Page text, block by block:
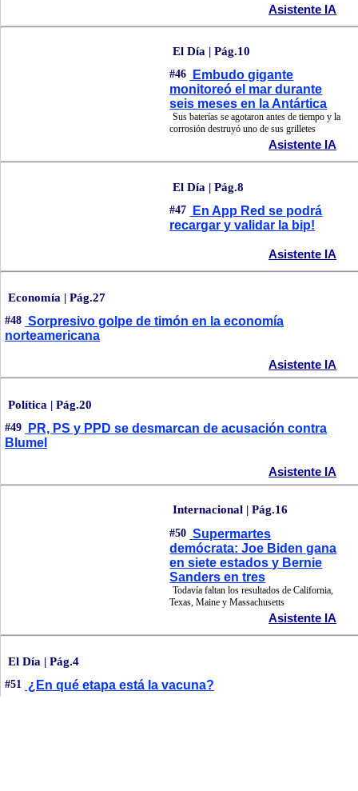
Asistente IA
El Día | Pág.10
#46
Embudo gigante
monitoreó el mar durante
seis meses en la Antártica
Sus baterías se agotaron antes de tiempo y la
corrosión destruyó uno de sus grilletes
Asistente IA
El Día | Pág.8
#47
En App Red se podrá
recargar y validar la bip!
Asistente IA
Economía | Pág.27
#48 Sorpresivo golpe de timón en la economía
norteamericana
Asistente IA
Política | Pág.20
#49
PR, PS y PPD se desmarcan de acusación contra
Blumel
Asistente IA
Internacional | Pág.16
#50 Supermartes
demócrata: Joe Biden gana
en siete estados y Bernie
Sanders en tres
Todavía faltan los resultados de California,
Texas, Maine y Massachusetts
Asistente IA
El Día | Pág.4
#51 ¿En qué etapa está la vacuna?